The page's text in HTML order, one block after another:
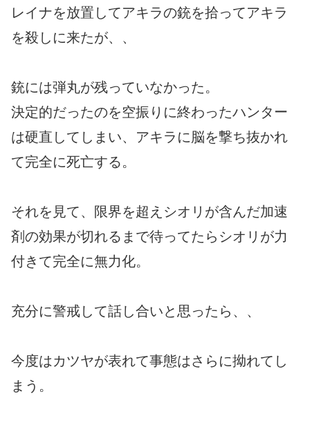
レイナを放置してアキラの銃を拾ってアキラ
を殺しに来たが、、
銃には弾丸が残っていなかった。
決定的だったのを空振りに終わったハンター
は硬直してしまい、アキラに脳を撃ち抜かれ
て完全に死亡する。
それを見て、限界を超えシオリが含んだ加速
剤の効果が切れるまで待ってたらシオリが力
付きて完全に無力化。
充分に警戒して話し合いと思ったら、、
今度はカツヤが表れて事態はさらに拗れてし
まう。